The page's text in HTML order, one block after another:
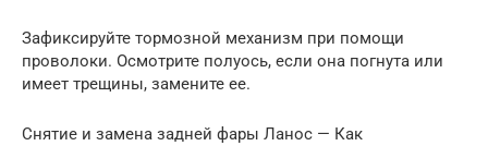
Зафиксируйте тормозной механизм при помощи
проволоки. Осмотрите полуось, если она погнута или
имеет трещины, замените ее.
Снятие и замена задней фары Ланос — Как